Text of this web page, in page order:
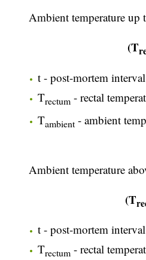
Ambient temperature up
(T
t - post-mortem
Trectum - rectal
Tambient - ambient
Ambient temperature
(T
t - post-mortem
Trectum - rectal